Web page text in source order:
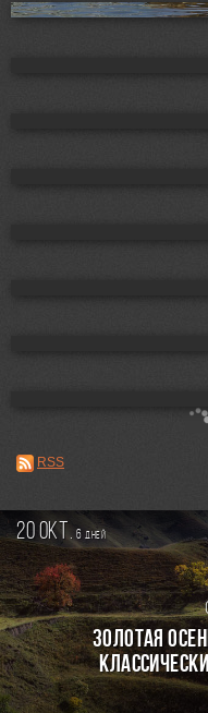
RSS
20 окт. 6дней
Золотая